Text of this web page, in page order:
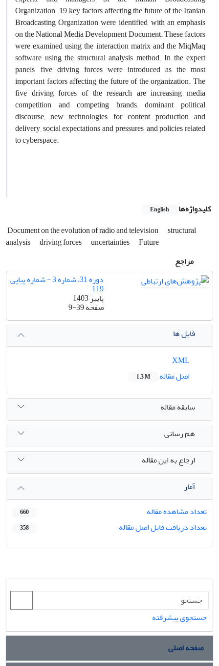
Organization. 19 key factors affecting the future of the Iranian
Broadcasting Organization were identified, with an emphasis
on the National Media Development Document. These factors
were examined using the interaction matrix and the MiqMaq
software using the structural analysis method. In the expert
panels, five driving forces were introduced as the most
important factors affecting the future of the organization. The
five driving forces of the research are increasing media
competition and competing brands, dominant political
discourse, new technologies for content production and
delivery, social expectations and pressures, and policies related
to cyberspace.
کلیدواژه‌ها English
Document on the evolution of radio and television
structural
analysis
driving forces uncertainties
Future
مراجع
دوره 31، شماره 3 - شماره پیاپی
119
پاییز 1403
صفحه9-39
فایل ها
اصل مقاله
1.3 M
سابقه مقاله
هم رسانی
ارجاع به این مقاله
آمار
تعداد مشاهده مقاله
660
تعداد دریافت فایل اصل مقاله 358
جستجوی پیشرفته
صفحه اصلی